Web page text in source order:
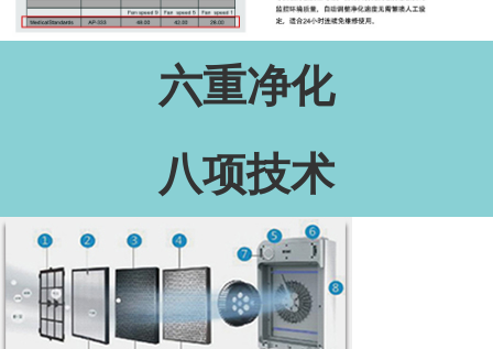
六重净化
八项技术